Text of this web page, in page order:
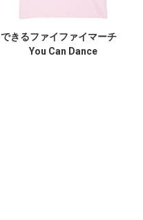
できるファイファイマーチ
You Can Dance